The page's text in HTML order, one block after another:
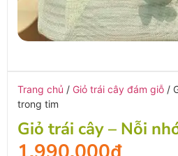
Trang chủ / Giỏ trái cây đám giỗ /
trong tim
Giỏ trái cây – Nỗi